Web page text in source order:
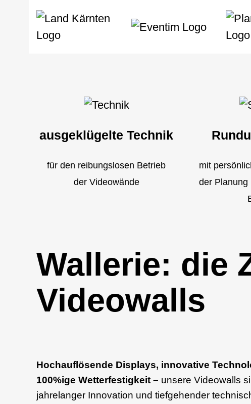
ausgeklügelte Technik
für den reibungslosen Betrieb
der Videowände
mit
der Planung
Wallerie: die
Videowalls
Hochauflösende Displays, innovative
100%ige Wetterfestigkeit – unsere Videowalls
jahrelanger Innovation und tiefgehender